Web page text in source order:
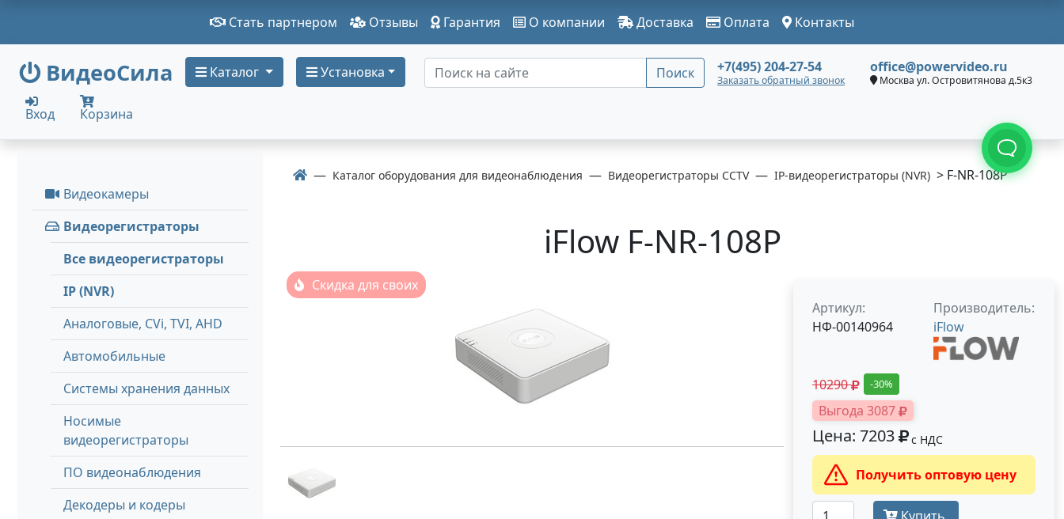
Стать партнером Отзывы Гарантия О компании Доставка Оплата Контакты
ВидеоСила Каталог Установка Поиск +7(495) 204-27-54
Заказать обратный звонок
office@powervideo.ru
Москва ул. Островитянова д.5к3
Вход Корзина
Видеокамеры
Видеорегистраторы
Все видеорегистраторы
IP (NVR)
Аналоговые, СVi, TVI, AHD
Автомобильные
Системы хранения данных
Носимые
видеорегистраторы
ПО видеонаблюдения
Декодеры и кодеры
Каталог оборудования для видеонаблюдения Видеорегистраторы CCTV IP-видеорегистраторы (NVR) > F-NR-108P
iFlow F-NR-108P
Скидка для своих
Артикул:
НФ-00140964
Производитель:
iFlow
10290 -30%
Выгода 3087
Цена: 7203 с НДС
Получить оптовую цену